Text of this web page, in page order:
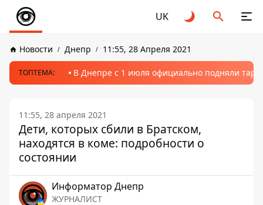
UK
Новости Днепр 11:55, 28 Апреля 2021
ТОПТЕМА: В Днепре с 1 июля официально подняли
11:55, 28 апреля 2021
Дети, которых сбили в Братском,
находятся в коме: подробности о
состоянии
Информатор Днепр
ЖУРНАЛИСТ